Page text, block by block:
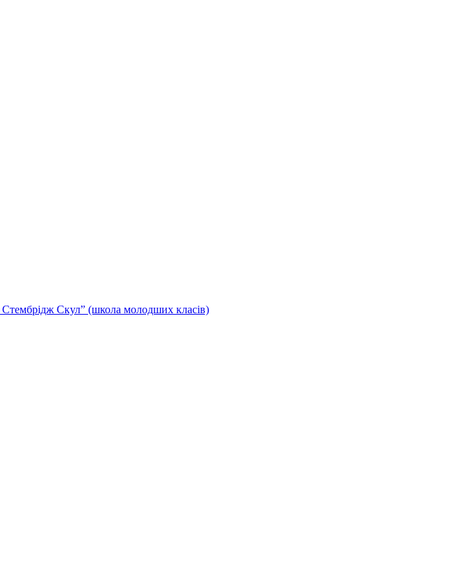
Стембрідж Скул” (школа молодших класів)